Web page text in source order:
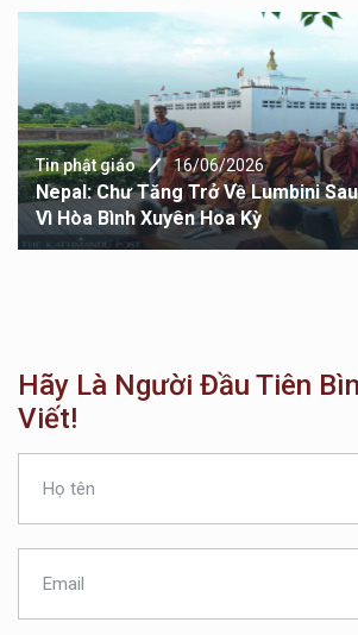
Tin phật giáo 16/06/2026
Nepal: Chư Tăng Trở Về Lumbini
Vì Hòa Bình Xuyên Hoa Kỳ
Hãy Là Người Đầu Tiên
Viết!